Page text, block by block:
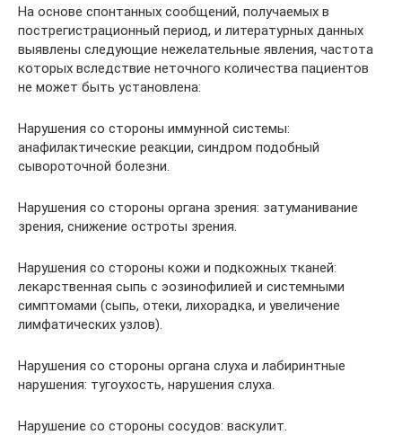
На основе спонтанных сообщений, получаемых в
пострегистрационный период, и литературных данных
выявлены следующие нежелательные явления, частота
которых вследствие неточного количества пациентов
не может быть установлена:
Нарушения со стороны иммунной системы:
анафилактические реакции, синдром подобный
сывороточной болезни.
Нарушения со стороны органа зрения: затуманивание
зрения, снижение остроты зрения.
Нарушения со стороны кожи и подкожных тканей:
лекарственная сыпь с эозинофилией и системными
симптомами (сыпь, отеки, лихорадка, и увеличение
лимфатических узлов).
Нарушения со стороны органа слуха и лабиринтные
нарушения: тугоухость, нарушения слуха.
Нарушение со стороны сосудов: васкулит.